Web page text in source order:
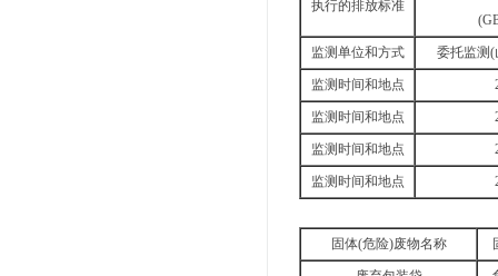
执行的排放标准
监测单位和方式 委托监测(
监测时间和地点
监测时间和地点
监测时间和地点
监测时间和地点
固体(危险)废物名称